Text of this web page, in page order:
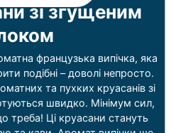
зі згущеним
французька випічка, яка
подібні – доволі непросто.
та пухких круасанів зі
швидко. Мінімум сил,
треба! Ці круасани стануть